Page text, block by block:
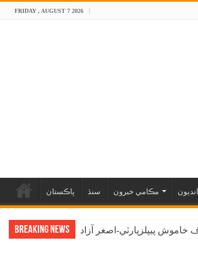
FRIDAY , AUGUST 7 2026
پاڪستان سنڌ مڪامي خبرون
Breaking News پيپلزپارٽي-اصغر آزاد